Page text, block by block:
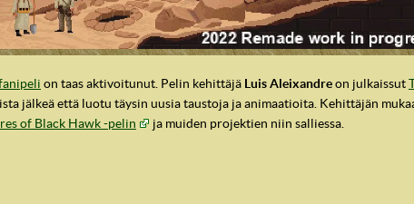
on taas aktivoitunut. Pelin kehittäjä Luis Aleixandreon julkaissut
jälkeä että luotu täysin uusia taustoja ja animaatioita. Kehittäjän
of Black Hawk -pelin ja muiden projektien niin salliessa.